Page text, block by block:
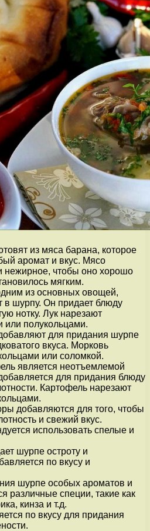
из мяса барана, которое
аромат и вкус. Мясо
нежирное, чтобы оно хорошо
мягким.
из основных овощей,
в шурпу. Он придает блюду
нотку. Лук нарезают
или полукольцами.
для придания шурпе
вкуса. Морковь
или соломкой.
является неотъемлемой
для придания блюду
Картофель нарезают
добавляются для того, чтобы
и свежий вкус.
использовать спелые и
шурпе остроту и
по вкусу и
шурпе особых ароматов и
различные специи, такие как
кинза и т.д.
по вкусу для придания